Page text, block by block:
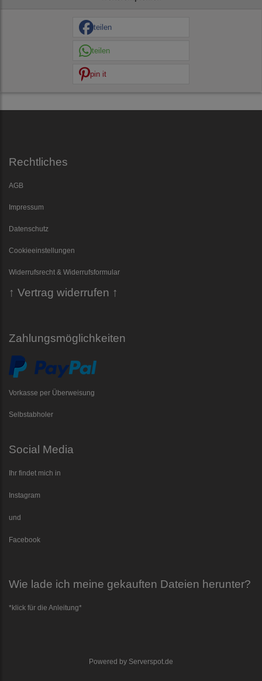
teilen
teilen
pin it
Rechtliches
AGB
Impressum
Datenschutz
Cookieeinstellungen
Widerrufsrecht & Widerrufsformular
↑ Vertrag widerrufen ↑
Zahlungsmöglichkeiten
Vorkasse per Überweisung
Selbstabholer
Social Media
Ihr findet mich in
Instagram
und
Facebook
Wie lade ich meine gekauften Dateien herunter?
*klick für die Anleitung*
Powered by Serverspot.de